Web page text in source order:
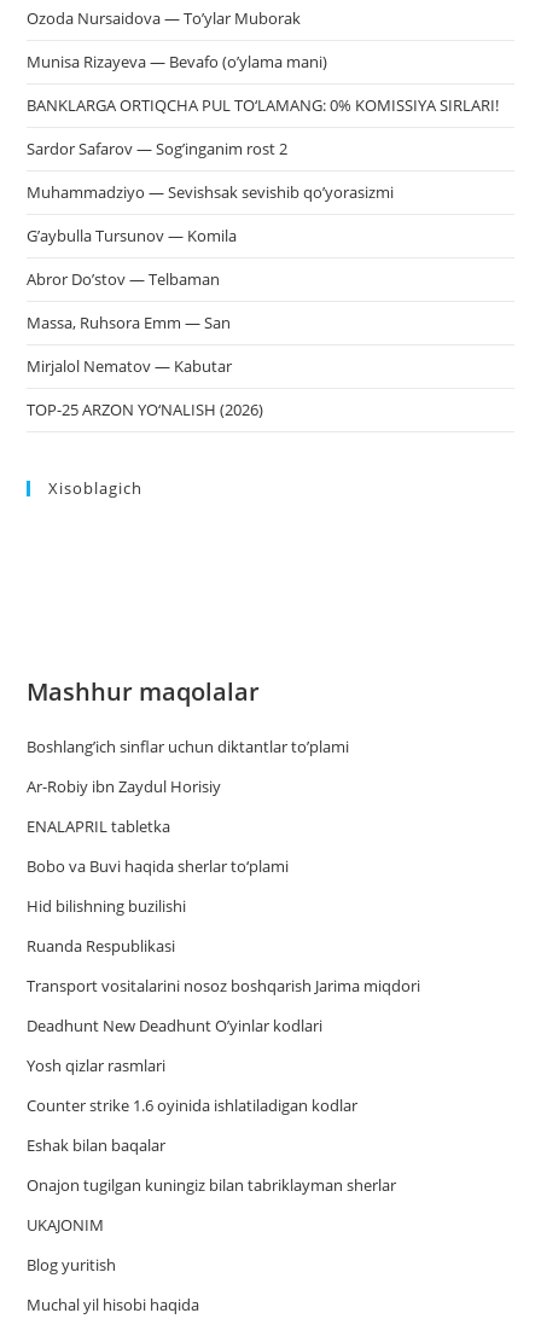
Ozoda Nursaidova — To’ylar Muborak
Munisa Rizayeva — Bevafo (o’ylama mani)
BANKLARGA ORTIQCHA PUL TO‘LAMANG: 0% KOMISSIYA SIRLARI!
Sardor Safarov — Sog’inganim rost 2
Muhammadziyo — Sevishsak sevishib qo’yorasizmi
G’aybulla Tursunov — Komila
Abror Do’stov — Telbaman
Massa, Ruhsora Emm — San
Mirjalol Nematov — Kabutar
TOP-25 ARZON YO‘NALISH (2026)
Xisoblagich
Mashhur maqolalar
Boshlang’ich sinflar uchun diktantlar to’plami
Ar-Robiy ibn Zaydul Horisiy
ENALAPRIL tabletka
Bobo va Buvi haqida sherlar to‘plami
Hid bilishning buzilishi
Ruanda Respublikasi
Trаnsport vositаlаrini nosoz boshqаrish Jаrimа miqdori
Deadhunt New Deadhunt O’yinlar kodlari
Yosh qizlar rasmlari
Counter strike 1.6 oyinida ishlatiladigan kodlar
Eshak bilan baqalar
Onajon tugilgan kuningiz bilan tabriklayman sherlar
UKAJONIM
Blog yuritish
Muchal yil hisobi haqida